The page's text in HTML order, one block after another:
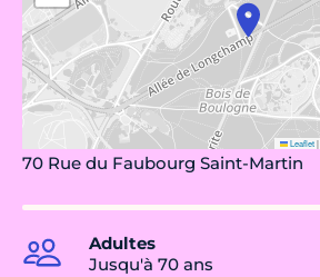
Leaflet|
70 Rue du Faubourg Saint-Martin
Adultes
Jusqu'à 70 ans